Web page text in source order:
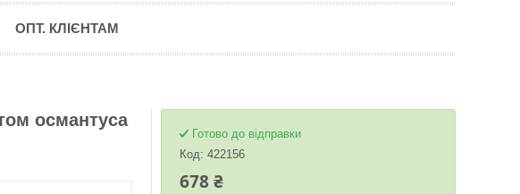
ОПТ. КЛІЄНТАМ
османтуса
Готово до відправки
Код: 422156
678 ₴